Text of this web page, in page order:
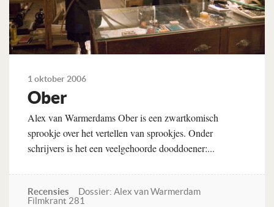
1 oktober 2006
Ober
Alex van Warmerdams Ober is een zwartkomisch
sprookje over het vertellen van sprookjes. Onder
schrijvers is het een veelgehoorde dooddoener:...
Recensies
Dossier: Alex van Warmerdam
Filmkrant 281